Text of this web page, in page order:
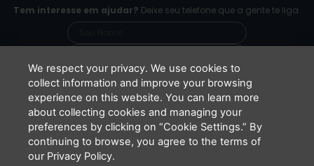
o
o
g
r
m
b
e
Tem interesse em ajudar? Deixe seu telefone que a gente te liga.
Li e concordo que minhas informações serão
tratadas de acordo com oAviso de Privacidade
da LBV
ENVIAR
We respect your privacy. We use cookies to
collect information and improve your browsing
experience on this website. You can learn more
about collecting cookies and managing your
preferences by clicking on “Cookie Settings.” By
continuing to browse, you agree to the terms of
our Privacy Policy.